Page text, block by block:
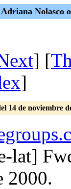
Adriana Nolasco
] [
]
14 de noviembre
lat]
2000.